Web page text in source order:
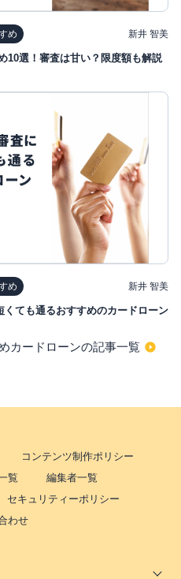
め 新井 智美
10選！審査は甘い？限度額も解説
め 新井 智美
ても通るおすすめのカードローン
カードローンの記事一覧
コンテンツ制作ポリシー
覧
編集者一覧
セキュリティーポリシー
わせ